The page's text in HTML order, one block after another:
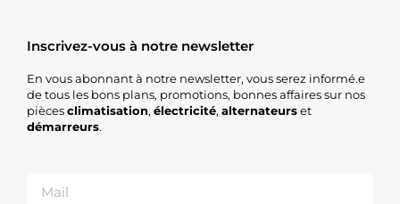
Inscrivez-vous à notre newsletter
En vous abonnant à notre newsletter, vous serez informé.e
de tous les bons plans, promotions, bonnes affaires sur nos
piècesclimatisation, électricité, alternateurset
démarreurs.